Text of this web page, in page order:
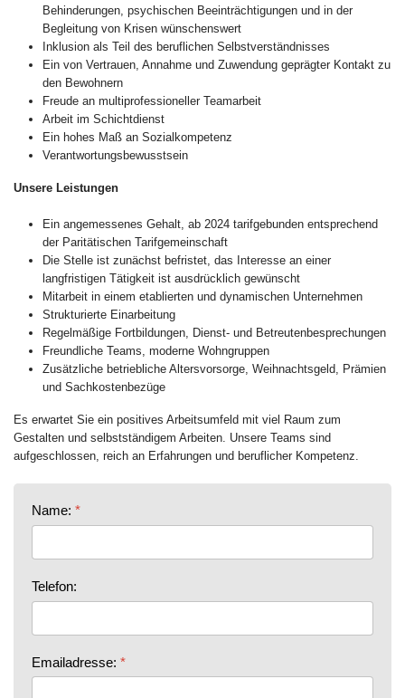
Behinderungen, psychischen Beeinträchtigungen und in der
Begleitung von Krisen wünschenswert
Inklusion als Teil des beruflichen Selbstverständnisses
Ein von Vertrauen, Annahme und Zuwendung geprägter Kontakt zu
den Bewohnern
Freude an multiprofessioneller Teamarbeit
Arbeit im Schichtdienst
Ein hohes Maß an Sozialkompetenz
Verantwortungsbewusstsein
Unsere Leistungen
Ein angemessenes Gehalt, ab 2024 tarifgebunden entsprechend
der Paritätischen Tarifgemeinschaft
Die Stelle ist zunächst befristet, das Interesse an einer
langfristigen Tätigkeit ist ausdrücklich gewünscht
Mitarbeit in einem etablierten und dynamischen Unternehmen
Strukturierte Einarbeitung
Regelmäßige Fortbildungen, Dienst- und Betreutenbesprechungen
Freundliche Teams, moderne Wohngruppen
Zusätzliche betriebliche Altersvorsorge, Weihnachtsgeld, Prämien
und Sachkostenbezüge
Es erwartet Sie ein positives Arbeitsumfeld mit viel Raum zum
Gestalten und selbstständigem Arbeiten. Unsere Teams sind
aufgeschlossen, reich an Erfahrungen und beruflicher Kompetenz.
Name: *
Telefon:
Emailadresse: *